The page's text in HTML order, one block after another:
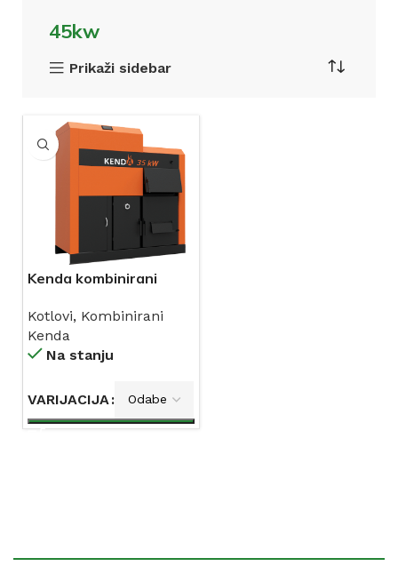
45kw
Prikaži sidebar
Kenda kombinirani
Kotlovi, Kombinirani
Kenda
Na stanju
VARIJACIJA